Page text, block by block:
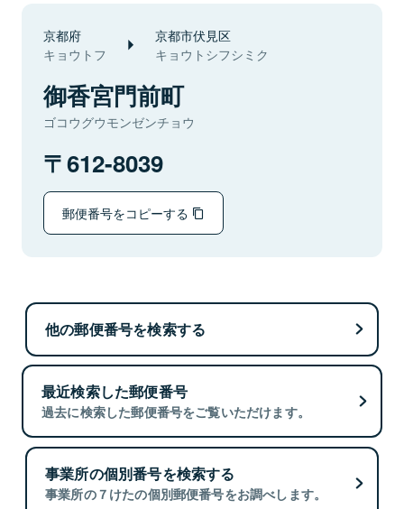
京都府
キョウトフ
京都市伏見区
キョウトシフシミク
御香宮門前町
ゴコウグウモンゼンチョウ
612-8039
郵便番号をコピーする
他の郵便番号を検索する
最近検索した郵便番号
過去に検索した郵便番号をご覧いただけます。
事業所の個別番号を検索する
事業所の７けたの個別郵便番号をお調べします。